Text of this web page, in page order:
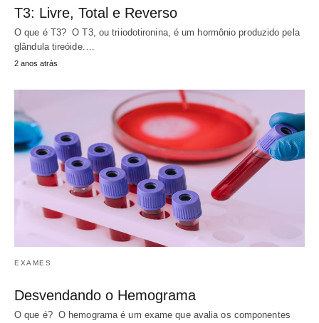
T3: Livre, Total e Reverso
O que é T3? O T3, ou triiodotironina, é um hormônio produzido pela
glândula tireóide.…
2 anos atrás
EXAMES
Desvendando o Hemograma
O que é? O hemograma é um exame que avalia os componentes